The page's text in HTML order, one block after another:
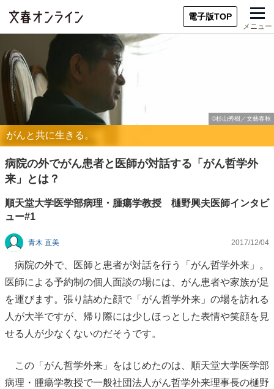
電子版TOP
メニュー
がんと共に生きる。
病院の外でがん患者と医師が対話する「がん哲学外
来」とは？
順天堂大学医学部病理・腫瘍学教授 樋野興夫医師インタビ
ュー#1
青木 直美 2017/12/04
病院の外で、医師と患者が対話を行う「がん哲学外来」。
医師による予約制の個人面談の場には、がん患者や家族が足
を運びます。張り詰めた顔で「がん哲学外来」の場を訪れる
人が大半ですが、帰り際には少しほっとした表情や笑顔を見
せる人が少なくないのだそうです。
この「がん哲学外来」をはじめたのは、順天堂大学医学部
病理・腫瘍学教授で一般社団法人がん哲学外来理事長の樋野